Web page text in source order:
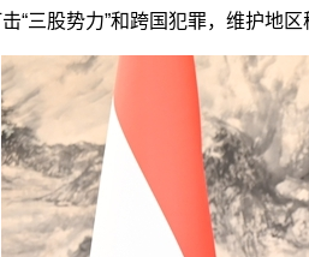
“三股势力”和跨国犯罪，维护地区